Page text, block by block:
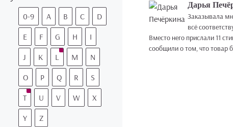
0-9 A B C
D
E
F G H
I
J
K L M
N
O
P Q R
S
T
U V W
X
Y
Z
Дарья
Заказывала
всё
Вместо него прислали 11
сообщили о том, что товар